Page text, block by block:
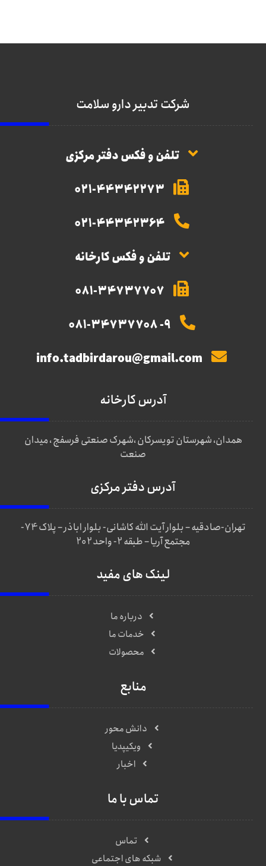
شرکت تدبیر دارو سلامت
تلفن و فکس دفتر مرکزی
021-44342273
021-44342364
تلفن و فکس کارخانه
081-34737707
9- 081-34737708
info.tadbirdarou@gmail.com
آدرس کارخانه
همدان، شهرستان تویسرکان ،شهرک صنعتی فرسفج ، میدان
صنعت
آدرس دفتر مرکزی
تهران-صادقیه – بلوار آیت الله کاشانی- بلوار اباذر – پلاک 74-
مجتمع آریا – طبقه 2- واحد 202
لینک های مفید
درباره ما
خدمات ما
محصولات
منابع
دانش محور
ویکیپدیا
اخبار
تماس با ما
تماس
شبکه های اجتماعی